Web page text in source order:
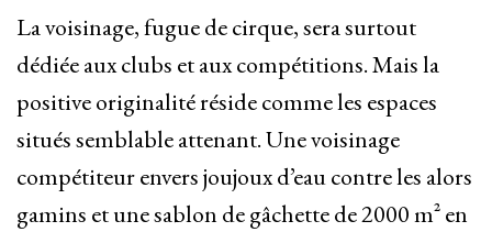
La voisinage, fugue de cirque, sera surtout
dédiée aux clubs et aux compétitions. Mais la
positive originalité réside comme les espaces
situés semblable attenant. Une voisinage
compétiteur envers joujoux d’eau contre les alors
gamins et une sablon de gâchette de 2000 m² en